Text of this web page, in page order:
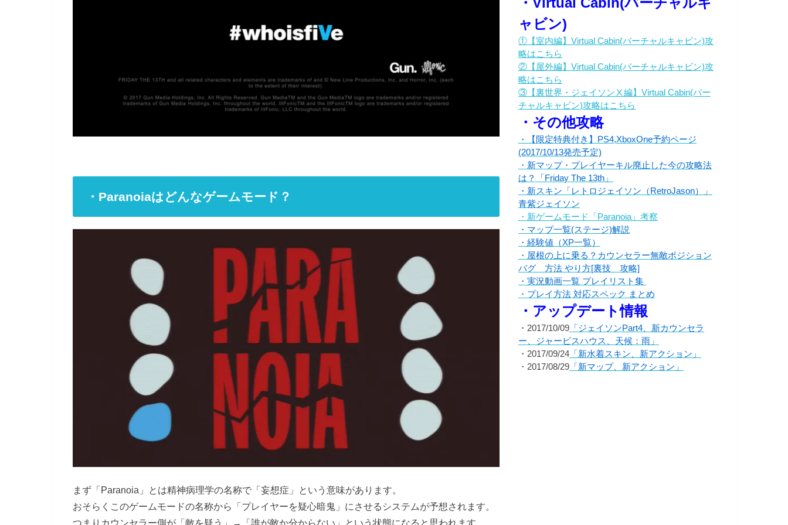
・Paranoiaはどんなゲームモード？
まず「Paranoia」とは精神病理学の名称で「妄想症」という意味があります。
おそらくこのゲームモードの名称から「プレイヤーを疑心暗鬼」にさせるシステムが予想されます。
つまりカウンセラー側が「敵を疑う」→「誰が敵か分からない」という状態になると思われます。
ャビン)
①【室内編】Virtual Cabin(バーチャルキャビン)攻
略はこちら
②【屋外編】Virtual Cabin(バーチャルキャビン)攻
略はこちら
③【裏世界・ジェイソンⅩ編】Virtual Cabin(バー
チャルキャビン)攻略はこちら
・その他攻略
・【限定特典付き】PS4,XboxOne予約ページ
(2017/10/13発売予定)
・新マップ・プレイヤーキル廃止した今の攻略法
は？「Friday The 13th」
・新スキン「レトロジェイソン（RetroJason）」
青紫ジェイソン
・新ゲームモード「Paranoia」考察
・マップ一覧(ステージ)解説
・経験値（XP一覧）
・屋根の上に乗る？カウンセラー無敵ポジション
バグ 方法 やり方[裏技 攻略]
・実況動画一覧 プレイリスト集
・プレイ方法 対応スペック まとめ
・アップデート情報
・2017/10/09 「ジェイソンPart4、新カウンセラ
ー、ジャービスハウス、天候：雨」
・2017/09/24 「新水着スキン、新アクション」
・2017/08/29 「新マップ、新アクション」